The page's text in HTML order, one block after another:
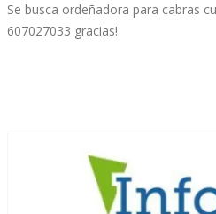
Se busca ordeñadora para cabras
607027033 gracias!